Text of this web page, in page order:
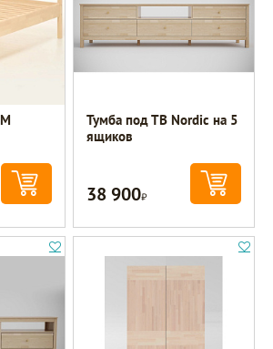
М
Тумба под ТВ Nordic на 5
ящиков
38 900Р